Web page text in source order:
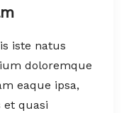
iste natus
doloremque
eaque ipsa,
et quasi